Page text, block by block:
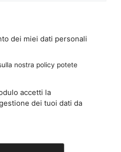
dei miei dati personali
nostra policy potete
accetti la
dei tuoi dati da